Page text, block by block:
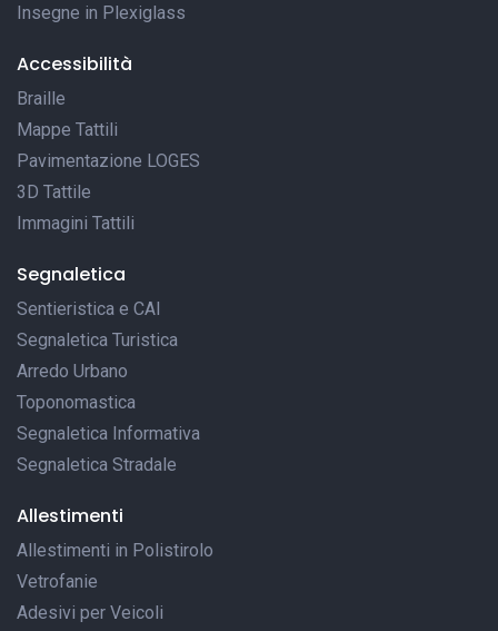
Insegne in Plexiglass
Accessibilità
Braille
Mappe Tattili
Pavimentazione LOGES
3D Tattile
Immagini Tattili
Segnaletica
Sentieristica e CAI
Segnaletica Turistica
Arredo Urbano
Toponomastica
Segnaletica Informativa
Segnaletica Stradale
Allestimenti
Allestimenti in Polistirolo
Vetrofanie
Adesivi per Veicoli